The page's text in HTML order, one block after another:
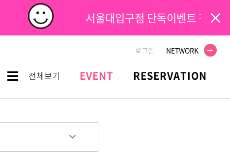
서울대입구점 단독이벤트 진행중
로그인 NETWORK
전체보기 EVENT RESERVATION